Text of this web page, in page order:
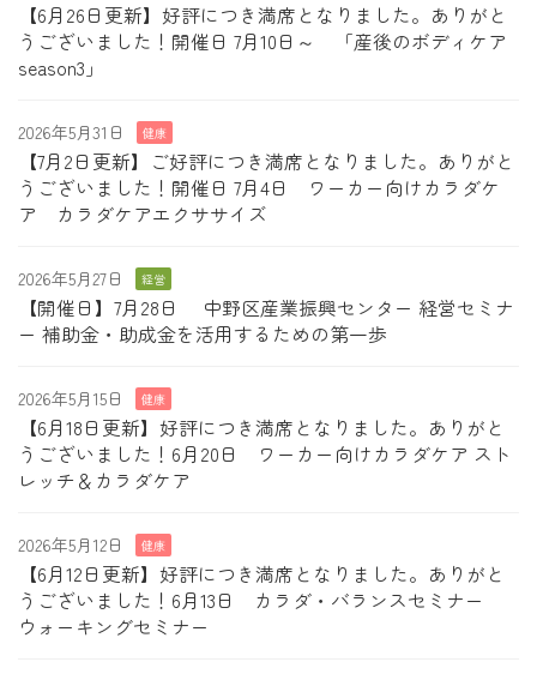
【6月26日更新】好評につき満席となりました。ありがと
うございました！開催日 7月10日～ 「産後のボディケア
season3」
2026年5月31日 健康
【7月2日更新】ご好評につき満席となりました。ありがと
うございました！開催日 7月4日 ワーカー向けカラダケ
ア カラダケアエクササイズ
2026年5月27日 経営
【開催日】7月28日 中野区産業振興センター 経営セミナ
ー 補助金・助成金を活用するための第一歩
2026年5月15日 健康
【6月18日更新】好評につき満席となりました。ありがと
うございました！6月20日 ワーカー向けカラダケア スト
レッチ＆カラダケア
2026年5月12日 健康
【6月12日更新】好評につき満席となりました。ありがと
うございました！6月13日 カラダ・バランスセミナー
ウォーキングセミナー